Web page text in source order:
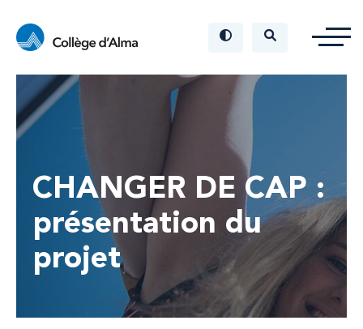
CHANGER DE CAP :
présentation du
projet